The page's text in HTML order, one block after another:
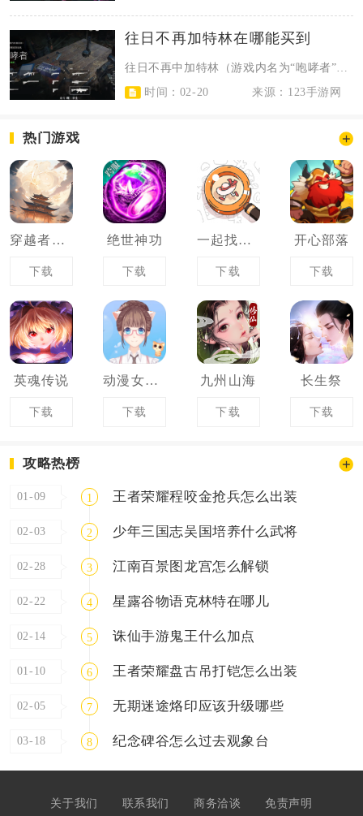
往日不再加特林在哪能买到
时间：02-20
来源：123手游网
热门游戏
穿越者系统模拟
下载
绝世神功
下载
一起找找找
下载
开心部落
下载
英魂传说
下载
动漫女孩换装
下载
九州山海
下载
长生祭
下载
攻略热榜
01-09 1 王者荣耀程咬金抢兵怎么出装
02-03 2 少年三国志吴国培养什么武将
02-28 3 江南百景图龙宫怎么解锁
02-22 4 星露谷物语克林特在哪儿
02-14 5 诛仙手游鬼王什么加点
01-10 6 王者荣耀盘古吊打铠怎么出装
02-05 7 无期迷途烙印应该升级哪些
03-18 8 纪念碑谷怎么过去观象台
关于我们 联系我们 商务洽谈 免责声明